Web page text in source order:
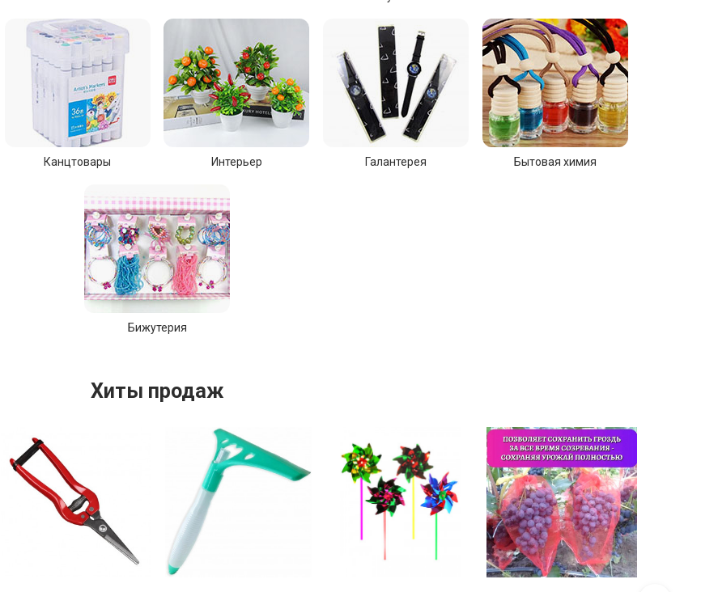
Канцтовары Интерьер Галантерея Бытовая химия
Бижутерия
Хиты продаж